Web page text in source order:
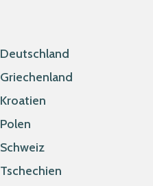
Deutschland
Griechenland
Kroatien
Polen
Schweiz
Tschechien